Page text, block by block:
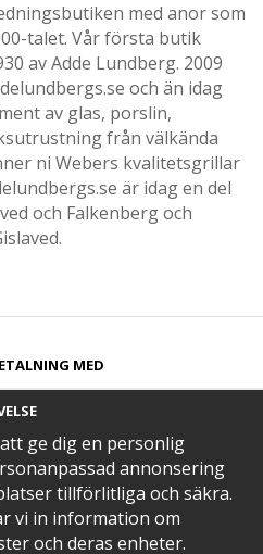
med anor som
talet. Vår första butik
av Adde Lundberg. 2009
och än idag
av glas, porslin,
från välkända
ni Webers kvalitetsgrillar
är idag en del
och Falkenberg och
MED​
MED
ge dig en personlig
annonsering
tillförlitliga och säkra.
vi in information om
och deras enheter.